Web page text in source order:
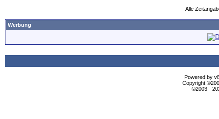
Alle
Werbung
Powered by
Copyright
©2003 -